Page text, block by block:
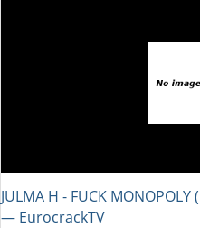
JULMA H - FUCK
― EurocrackTV